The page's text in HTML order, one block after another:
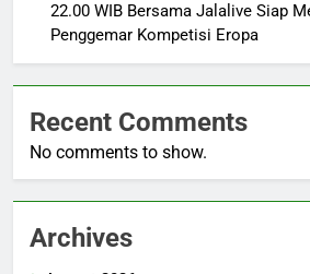
22.00 WIB Bersama Jalalive Siap
Penggemar Kompetisi Eropa
Recent Comments
No comments to show.
Archives